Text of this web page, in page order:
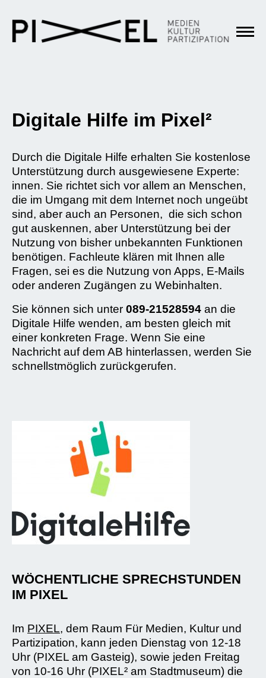
Digitale Hilfe im Pixel²
Durch die Digitale Hilfe erhalten Sie kostenlose
Unterstützung durch ausgewiesene Experte:
innen. Sie richtet sich vor allem an Menschen,
die im Umgang mit dem Internet noch ungeübt
sind, aber auch an Personen, die sich schon
gut auskennen, aber Unterstützung bei der
Nutzung von bisher unbekannten Funktionen
benötigen. Fachleute klären mit Ihnen alle
Fragen, sei es die Nutzung von Apps, E-Mails
oder anderen Zugängen zu Webinhalten.
Sie können sich unter 089-21528594 an die
Digitale Hilfe wenden, am besten gleich mit
einer konkreten Frage. Wenn Sie eine
Nachricht auf dem AB hinterlassen, werden Sie
schnellstmöglich zurückgerufen.
WÖCHENTLICHE SPRECHSTUNDEN
IM PIXEL
Im PIXEL, dem Raum Für Medien, Kultur und
Partizipation, kann jeden Dienstag von 12-18
Uhr (PIXEL am Gasteig), sowie jeden Freitag
von 10-16 Uhr (PIXEL² am Stadtmuseum) die